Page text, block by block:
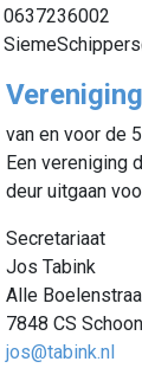
0637236002
van en voor de
Een vereniging
deur uitgaan
Secretariaat
Jos Tabink
Alle
7848 CS
jos@tabink.nl